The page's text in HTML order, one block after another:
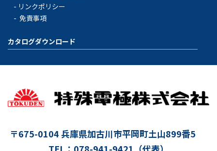
リンクポリシー
免責事項
カタログダウンロード
〒675-0104 兵庫県加古川市平岡町土山899番5